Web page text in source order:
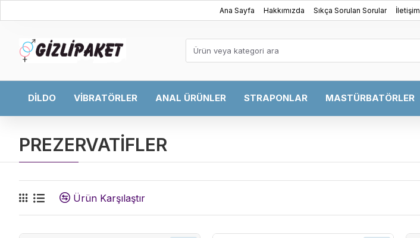
Ana Sayfa Hakkımızda Sıkça Sorulan Sorular İletişim
DILDO VIBRATÖRLER ANAL ÜRÜNLER STRAPONLAR MASTÜRBATÖRLER
PREZERVATİFLER
Ürün Karşılaştır